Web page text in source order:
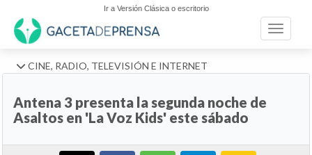
Ir a Versión Clásica o escritorio
Toggle
CINE, RADIO, TELEVISIÓN E INTERNET
Antena 3 presenta la segunda noche de
Asaltos en 'La Voz Kids' este sábado